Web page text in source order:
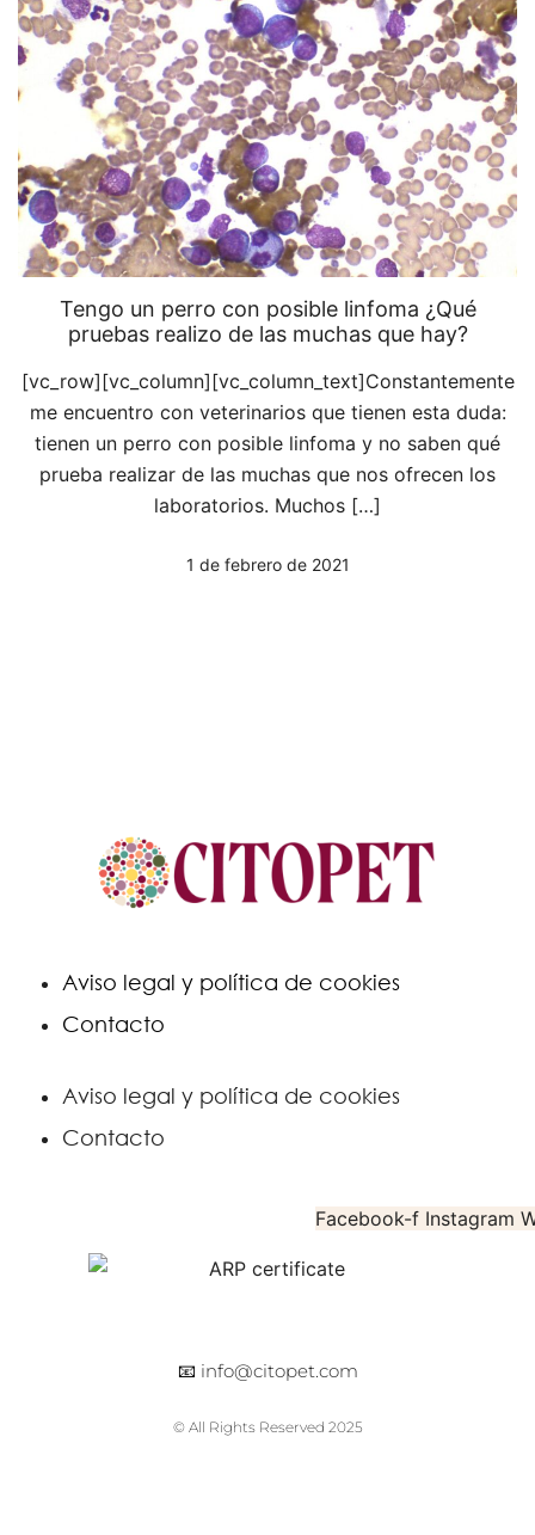
Tengo un perro con posible linfoma ¿Qué
pruebas realizo de las muchas que hay?
[vc_row][vc_column][vc_column_text]Constantemente
me encuentro con veterinarios que tienen esta duda:
tienen un perro con posible linfoma y no saben qué
prueba realizar de las muchas que nos ofrecen los
laboratorios. Muchos […]
1 de febrero de 2021
Aviso legal y política de cookies
Contacto
Aviso legal y política de cookies
Contacto
Facebook-f Instagram
📧 info@citopet.com
© All Rights Reserved 2025